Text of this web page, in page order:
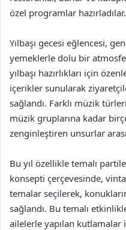
özel programlar hazırladılar.
Yılbaşı gecesi eğlencesi,
yemeklerle dolu bir
yılbaşı hazırlıkları için
içerikler sunularak
sağlandı. Farklı müzik
müzik gruplarına kadar
zenginleştiren unsurlar
Bu yıl özellikle temalı
konsepti çerçevesinde,
temalar seçilerek,
sağlandı. Bu temalı
ailelerle yapılan